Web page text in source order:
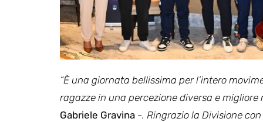
“È una giornata bellissima per l’intero
ragazze in una percezione diversa e
Gabriele Gravina -. Ringrazio la Divisione